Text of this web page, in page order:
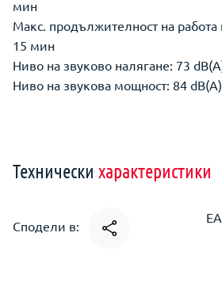
мин
Макс. продължителност на работа
15 мин
Ниво на звуково налягане: 73
Ниво на звукова мощност: 84 dB(A)
Технически характеристики
Сподели в: